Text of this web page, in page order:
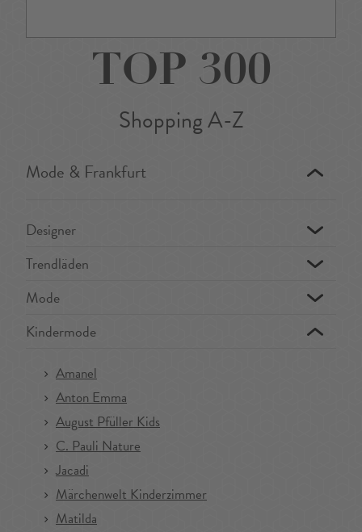
TOP 300
Shopping A-Z
Mode & Frankfurt
Designer
Trendläden
Mode
Kindermode
Amanel
Anton Emma
August Pfüller Kids
C. Pauli Nature
Jacadi
Märchenwelt Kinderzimmer
Matilda